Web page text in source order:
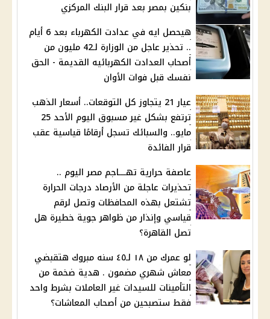
بنكين بمصر بعد قرار البنك المركزي
هيحصل ايه في عدادت الكهرباء بعد 6 أيام
.. تحذير عاجل من الوزارة لـ42 مليون من
أصحاب العدادت الكهربائيه القديمة - الحق
نفسك قبل فوات الأوان
عيار 21 يتجاوز كل التوقعات.. أسعار الذهب
ترتفع بشكل غير مسبوق اليوم الأحد 25
مايو.. والسبائك تسجل أرقامًا قياسية عقب
قرار الفائدة
عاصفة حرارية تهــــاجم مصر اليوم ..
تحذيرات عاجلة من الأرصاد درجات الحرارة
تشتعل بهذه المحافظات وتصل لرقم
قياسي وإنذار من ظواهر جوية خطيرة هل
تصل القاهرة؟
لو عمرك من ١٨ لـ٤٥ سنه مبروك هتقبضي
معاش شهري مضمون . هدية ضخمة من
التأمينات للسيدات غير العاملات بشرط واحد
فقط ستصبحين من أصحاب المعاشات؟